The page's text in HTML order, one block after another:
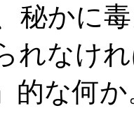
秘かに
れなけ
的な何か